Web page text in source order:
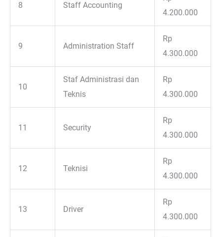
8 Staff Accounting
4.200.000
9 Administration Staff
Rp
4.300.000
10
Staf Administrasi dan
Teknis
Rp
4.300.000
11 Security
Rp
4.300.000
12 Teknisi
Rp
4.300.000
13 Driver
Rp
4.300.000